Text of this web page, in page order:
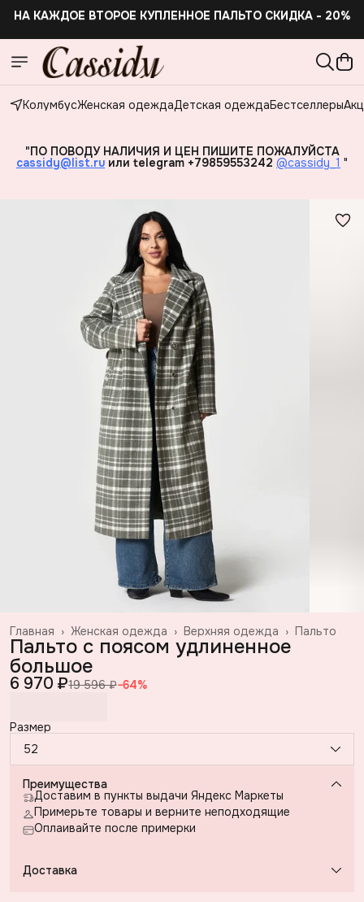
НА КАЖДОЕ ВТОРОЕ КУПЛЕННОЕ ПАЛЬТО СКИДКА -20%
КолумбусЖенская одеждаДетская одеждаБестселлеры
"ПО ПОВОДУ НАЛИЧИЯ И ЦЕН ПИШИТЕ ПОЖАЛУЙСТА
cassidy@list.ru или telegram +79859553242 @cassidy_1 "
Пальто
Верхняя одежда ›
Женская одежда ›
Главная ›
Пальто с поясом удлиненное
большое
6 970 ₽19 596 ₽−64%
Размер
52
Преимущества
Доставим в пункты выдачи Яндекс Маркеты
Примерьте товары и верните неподходящие
Оплаивайте после примерки
Доставка